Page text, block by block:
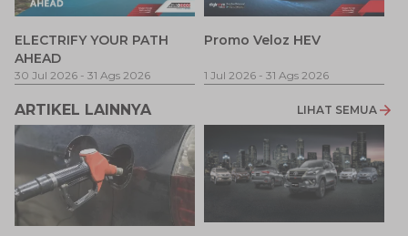
ELECTRIFY YOUR PATH
AHEAD
30 Jul 2026 - 31 Ags 2026
Promo Veloz HEV
1 Jul 2026 - 31 Ags 2026
ARTIKEL LAINNYA LIHAT SEMUA